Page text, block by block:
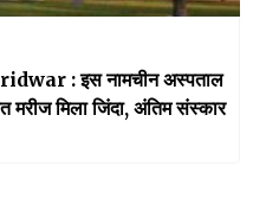
: इस नामचीन अस्पताल
मरीज मिला जिंदा, अंतिम संस्कार